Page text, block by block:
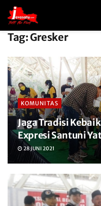
Tag: Gresker
KOMUNITAS
Jaga Tradisi
Expresi Santuni
28 JUNI 2021